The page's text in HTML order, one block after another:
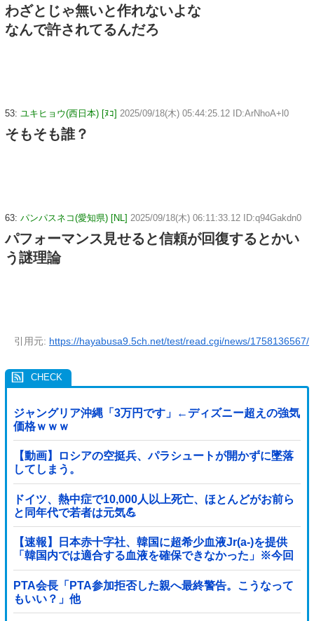
わざとじゃ無いと作れないよな
なんで許されてるんだろ
53: ユキヒョウ(西日本) [ﾇｺ] 2025/09/18(木) 05:44:25.12 ID:ArNhoA+l0
そもそも誰？
63: パンパスネコ(愛知県) [NL] 2025/09/18(木) 06:11:33.12 ID:q94Gakdn0
パフォーマンス見せると信頼が回復するとかい
う謎理論
引用元: https://hayabusa9.5ch.net/test/read.cgi/news/1758136567/
ジャングリア沖縄「3万円です」←ディズニー超えの強気
価格ｗｗｗ
【動画】ロシアの空挺兵、パラシュートが開かずに墜落
してしまう。
ドイツ、熱中症で10,000人以上死亡、ほとんどがお前ら
と同年代で若者は元気💪
【速報】日本赤十字社、韓国に超希少血液Jr(a-)を提供
「韓国内では適合する血液を確保できなかった」※今回
で4回目
PTA会長「PTA参加拒否した親へ最終警告。こうなって
もいい？」他